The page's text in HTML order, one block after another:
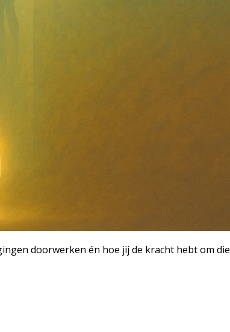
doorwerken én hoe jij de kracht hebt om die